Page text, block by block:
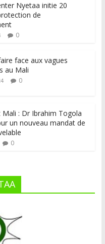
Nyetaa initie 20
de
0
face aux vagues
au Mali
0
Mali : Dr Ibrahim Togola
un nouveau mandat de
0